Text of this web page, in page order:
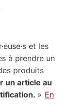
et les
à prendre un
produits
un article au
» En